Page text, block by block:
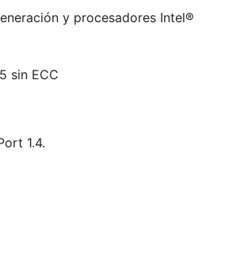
y procesadores Intel®
sin ECC
1.4.